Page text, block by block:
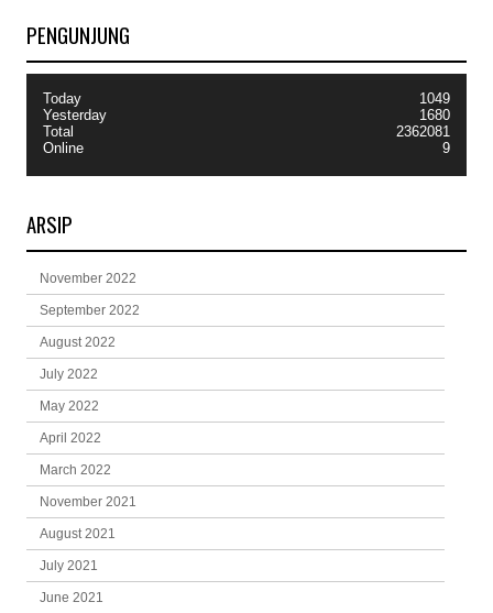
PENGUNJUNG
Today
Yesterday
Total
Online
1049
1680
2362081
9
ARSIP
November 2022
September 2022
August 2022
July 2022
May 2022
April 2022
March 2022
November 2021
August 2021
July 2021
June 2021